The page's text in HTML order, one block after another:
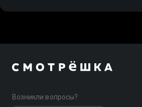
Возникли вопросы?